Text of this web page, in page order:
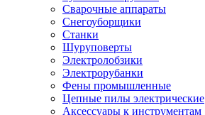
Сварочные аппараты
Снегоуборщики
Станки
Шуруповерты
Электролобзики
Электрорубанки
Фены промышленные
Цепные пилы электрические
Аксессуары к инструментам